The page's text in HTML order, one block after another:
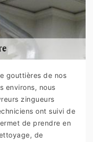
gouttières de nos
environs, nous
zingueurs
ont suivi de
de prendre en
de